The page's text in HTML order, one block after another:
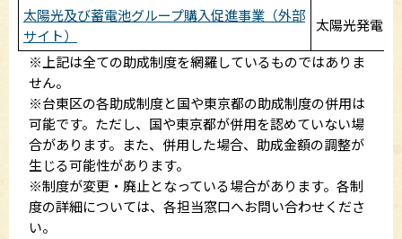
太陽光及び蓄電池グループ購入促進事業（外部
サイト）
太陽光発電
※上記は全ての助成制度を網羅しているものではありま
せん。
※台東区の各助成制度と国や東京都の助成制度の併用は
可能です。ただし、国や東京都が併用を認めていない場
合があります。また、併用した場合、助成金額の調整が
生じる可能性があります。
※制度が変更・廃止となっている場合があります。各制
度の詳細については、各担当窓口へお問い合わせくださ
い。